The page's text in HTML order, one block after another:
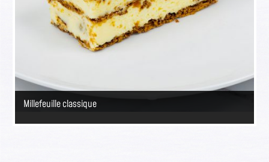
Millefeuille classique